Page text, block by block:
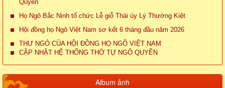
Quyền
Họ Ngô Bắc Ninh tổ chức Lễ giỗ Thái úy Lý Thường Kiệt
Hội đồng họ Ngô Việt Nam sơ kết 6 tháng đầu năm 2026
THƯ NGỎ CỦA HỘI ĐỒNG HỌ NGÔ VIỆT NAM
CẬP NHẬT HỆ THỐNG THỜ TỰ NGÔ QUYỀN
Album ảnh